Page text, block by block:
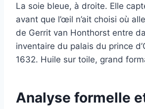
La soie bleue, à droite. Elle
avant que l’œil n’ait choisi où
de Gerrit van Honthorst entre
inventaire du palais du prince
1632. Huile sur toile, grand
Analyse formelle